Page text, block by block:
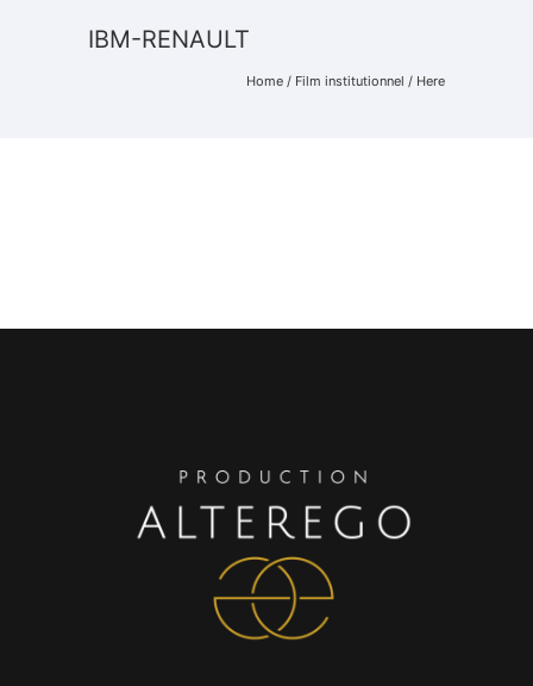
IBM-RENAULT
Home / Film institutionnel / Here